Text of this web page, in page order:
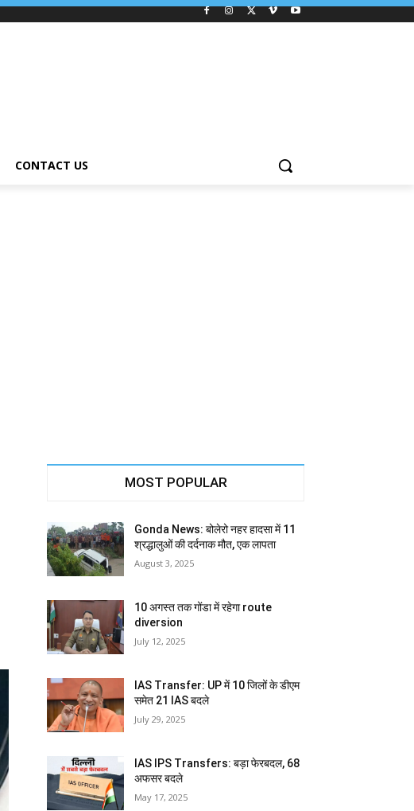
CONTACT US
MOST POPULAR
Gonda News: बोलेरो नहर हादसा में 11
श्रद्धालुओं की दर्दनाक मौत, एक लापता
August 3, 2025
10 अगस्त तक गोंडा में रहेगा route
diversion
July 12, 2025
IAS Transfer: UP में 10 जिलों के डीएम
समेत 21 IAS बदले
July 29, 2025
IAS IPS Transfers: बड़ा फेरबदल, 68
अफसर बदले
May 17, 2025